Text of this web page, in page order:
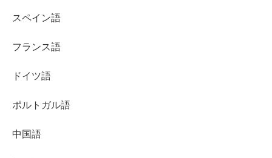
スペイン語
フランス語
ドイツ語
ポルトガル語
中国語